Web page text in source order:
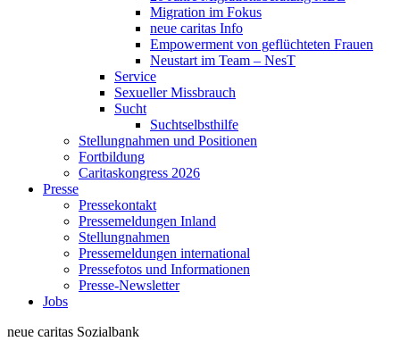
Migration im Fokus
neue caritas Info
Empowerment von geflüchteten Frauen
Neustart im Team – NesT
Service
Sexueller Missbrauch
Sucht
Suchtselbsthilfe
Stellungnahmen und Positionen
Fortbildung
Caritaskongress 2026
Presse
Pressekontakt
Pressemeldungen Inland
Stellungnahmen
Pressemeldungen international
Pressefotos und Informationen
Presse-Newsletter
Jobs
neue caritas Sozialbank